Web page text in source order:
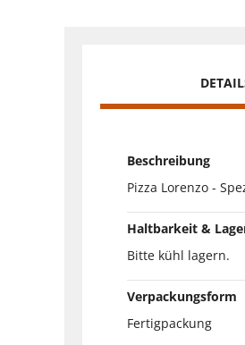
Beschreibung
Pizza Lorenzo -
Haltbarkeit &
Bitte kühl lagern.
Verpackungsform
Fertigpackung